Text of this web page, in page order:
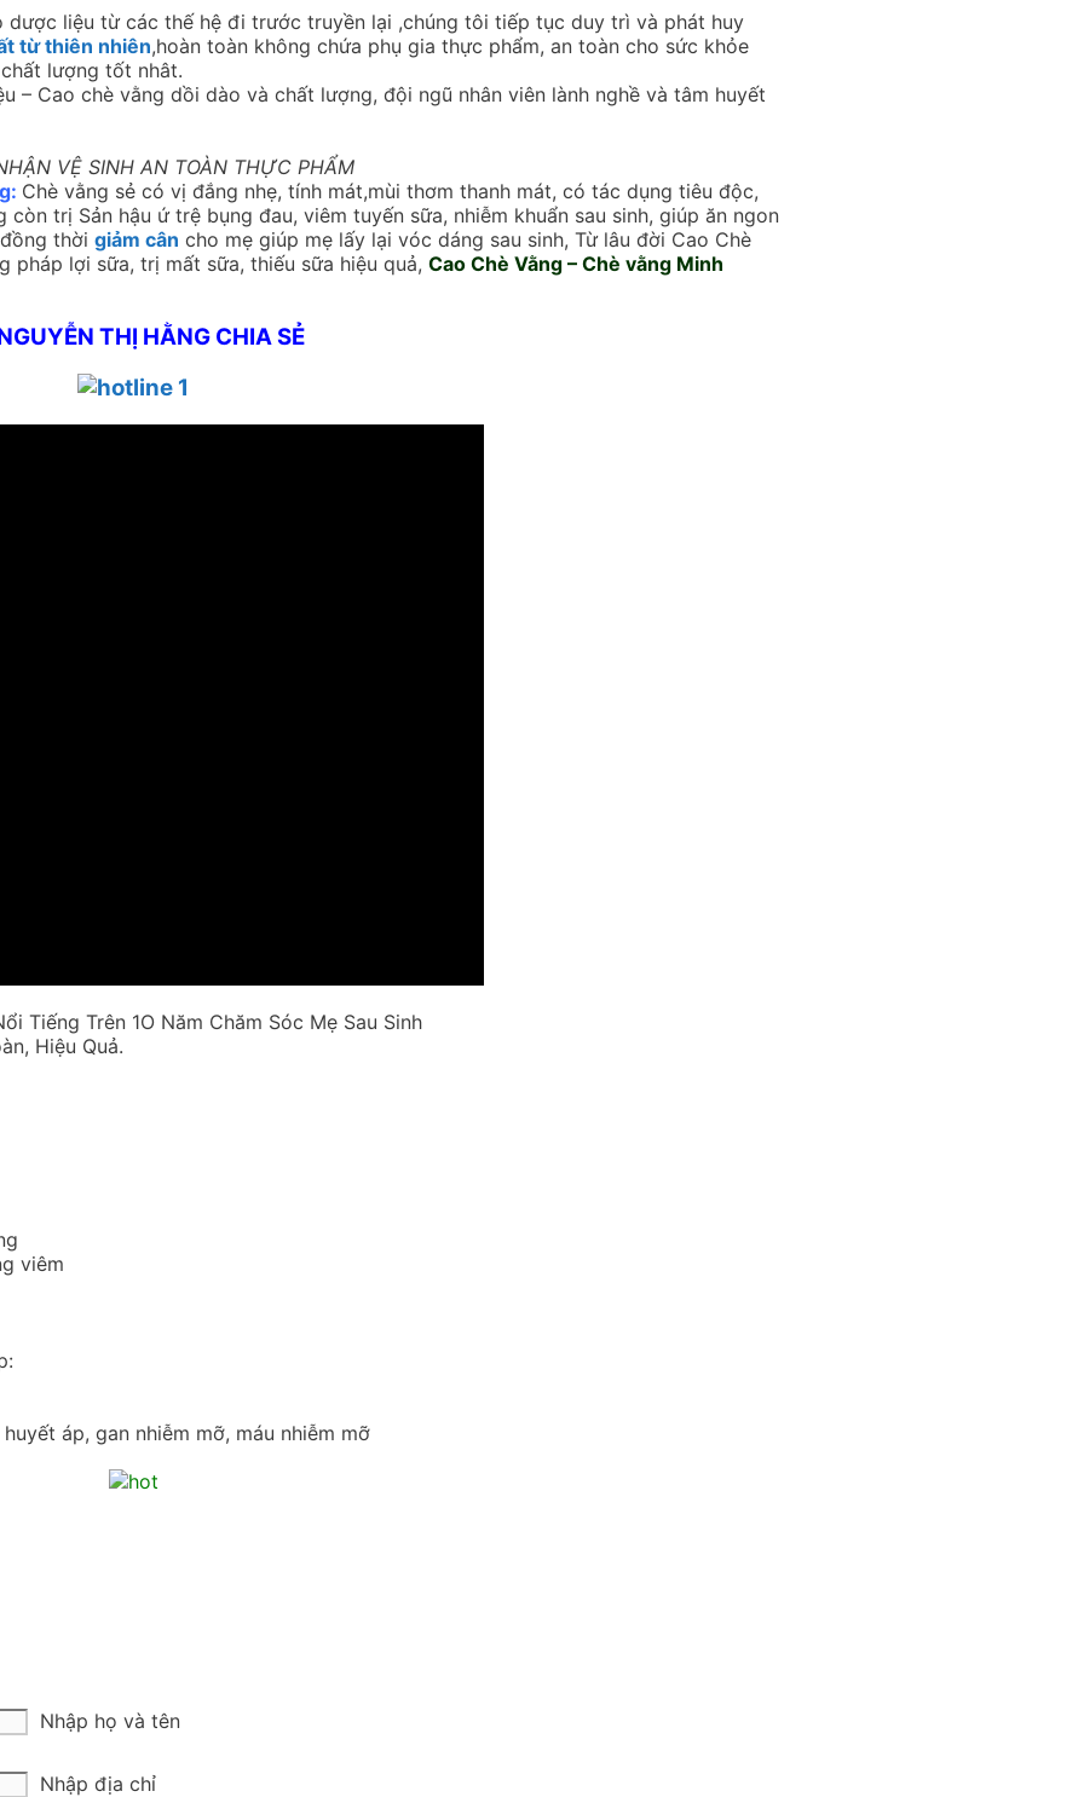
dược liệu từ các thế hệ đi trước truyền lại ,chúng tôi tiếp tục duy trì và phát huy
từ thiên nhiên,hoàn toàn không chứa phụ gia thực phẩm, an toàn cho sức khỏe
lượng tốt nhât.
– Cao chè vằng dồi dào và chất lượng, đội ngũ nhân viên lành nghề và tâm huyết
VỆ SINH AN TOÀN THỰC PHẨM
Chè vằng sẻ có vị đắng nhẹ, tính mát,mùi thơm thanh mát, có tác dụng tiêu độc,
còn trị Sản hậu ứ trệ bụng đau, viêm tuyến sữa, nhiễm khuẩn sau sinh, giúp ăn ngon
thời giảm cân cho mẹ giúp mẹ lấy lại vóc dáng sau sinh, Từ lâu đời Cao Chè
lợi sữa, trị mất sữa, thiếu sữa hiệu quả, Cao Chè Vằng – Chè vằng Minh
THỊ HẰNG CHIA SẺ
Tiếng Trên 1O Năm Chăm Sóc Mẹ Sau Sinh
Hiệu Quả.
viêm
áp, gan nhiễm mỡ, máu nhiễm mỡ
Nhập họ và tên
Nhập địa chỉ